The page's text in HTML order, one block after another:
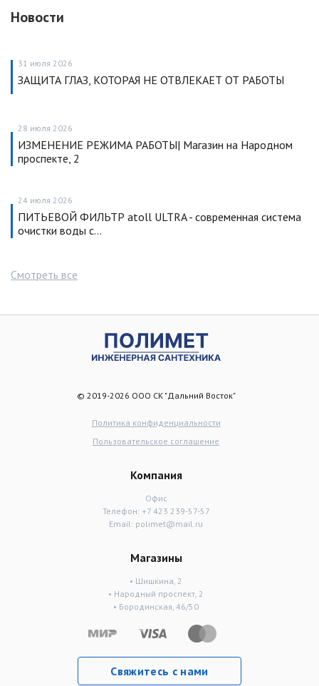
Новости
31 июля 2026
ЗАЩИТА ГЛАЗ, КОТОРАЯ НЕ ОТВЛЕКАЕТ ОТ РАБОТЫ
28 июля 2026
ИЗМЕНЕНИЕ РЕЖИМА РАБОТЫ| Магазин на Народном
проспекте, 2
24 июля 2026
ПИТЬЕВОЙ ФИЛЬТР atoll ULTRA - современная система
очистки воды с…
Смотреть все
© 2019-2026 ООО СК "Дальний Восток"
Политика конфиденциальности
Пользовательское соглашение
Компания
Офис
Телефон: +7 423 239-57-57
Email: polimet@mail.ru
Магазины
• Шишкина, 2
• Народный проспект, 2
• Бородинская, 46/50
Свяжитесь с нами